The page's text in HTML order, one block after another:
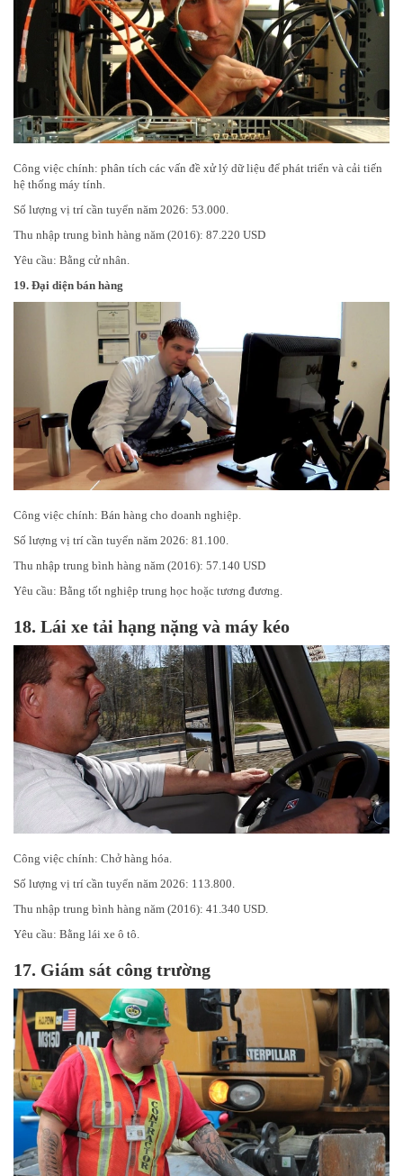
Công việc chính: phân tích các vấn đề xử lý dữ liệu để phát triển và cải tiến
hệ thống máy tính.
Số lượng vị trí cần tuyển năm 2026: 53.000.
Thu nhập trung bình hàng năm (2016): 87.220 USD
Yêu cầu: Bằng cử nhân.
19. Đại diện bán hàng
Công việc chính: Bán hàng cho doanh nghiệp.
Số lượng vị trí cần tuyển năm 2026: 81.100.
Thu nhập trung bình hàng năm (2016): 57.140 USD
Yêu cầu: Bằng tốt nghiệp trung học hoặc tương đương.
18. Lái xe tải hạng nặng và máy kéo
Công việc chính: Chở hàng hóa.
Số lượng vị trí cần tuyển năm 2026: 113.800.
Thu nhập trung bình hàng năm (2016): 41.340 USD.
Yêu cầu: Bằng lái xe ô tô.
17. Giám sát công trường